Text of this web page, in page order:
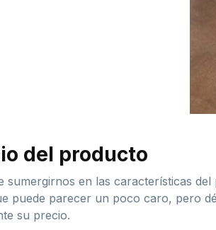
del producto
sumergirnos en las características
puede parecer un poco caro, pero
su precio.